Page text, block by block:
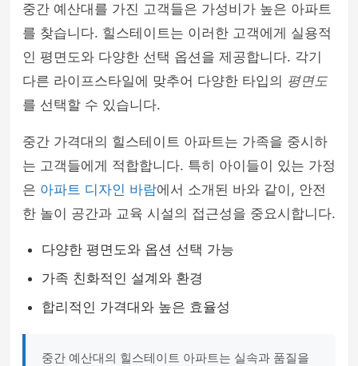
중간 예산대를 가진 고객들은 가성비가 높은 아파트
를 찾습니다. 힐스테이트는 이러한 고객에게 실용적
인 평면도와 다양한 선택 옵션을 제공합니다. 각기
다른 라이프스타일에 맞추어 다양한 타입의 평면도
를 선택할 수 있습니다.
중간 가격대의 힐스테이트 아파트는 가족을 중시하
는 고객들에게 적합합니다. 특히 아이들이 있는 가정
은 아파트 디자인 바람에서 소개된 바와 같이, 안전
한 놀이 공간과 교육 시설의 접근성을 중요시합니다.
다양한 평면도와 옵션 선택 가능
가족 친화적인 설계와 환경
합리적인 가격대와 높은 효율성
중간 예산대의 힐스테이트 아파트는 실속과 품질을